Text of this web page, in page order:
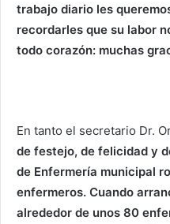
trabajo diario les
recordarles que su labor
todo corazón: muchas
En tanto el secretario Dr.
de festejo, de felicidad y
de Enfermería municipal
enfermeros. Cuando
alrededor de unos 80